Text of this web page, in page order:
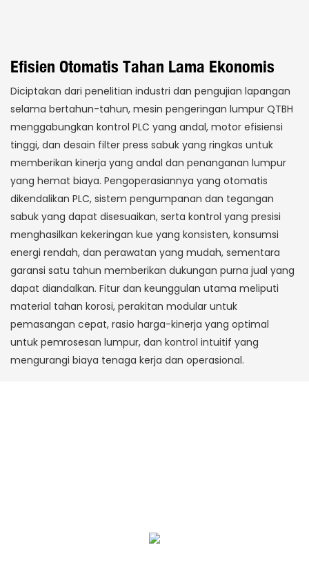
Efisien Otomatis Tahan Lama Ekonomis
Diciptakan dari penelitian industri dan pengujian lapangan
selama bertahun-tahun, mesin pengeringan lumpur QTBH
menggabungkan kontrol PLC yang andal, motor efisiensi
tinggi, dan desain filter press sabuk yang ringkas untuk
memberikan kinerja yang andal dan penanganan lumpur
yang hemat biaya. Pengoperasiannya yang otomatis
dikendalikan PLC, sistem pengumpanan dan tegangan
sabuk yang dapat disesuaikan, serta kontrol yang presisi
menghasilkan kekeringan kue yang konsisten, konsumsi
energi rendah, dan perawatan yang mudah, sementara
garansi satu tahun memberikan dukungan purna jual yang
dapat diandalkan. Fitur dan keunggulan utama meliputi
material tahan korosi, perakitan modular untuk
pemasangan cepat, rasio harga-kinerja yang optimal
untuk pemrosesan lumpur, dan kontrol intuitif yang
mengurangi biaya tenaga kerja dan operasional.